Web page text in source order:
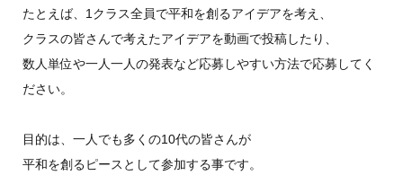
たとえば、1クラス全員で平和を創るアイデアを考え、
クラスの皆さんで考えたアイデアを動画で投稿したり、
数人単位や一人一人の発表など応募しやすい方法で応募してく
ださい。
目的は、一人でも多くの10代の皆さんが
平和を創るピースとして参加する事です。